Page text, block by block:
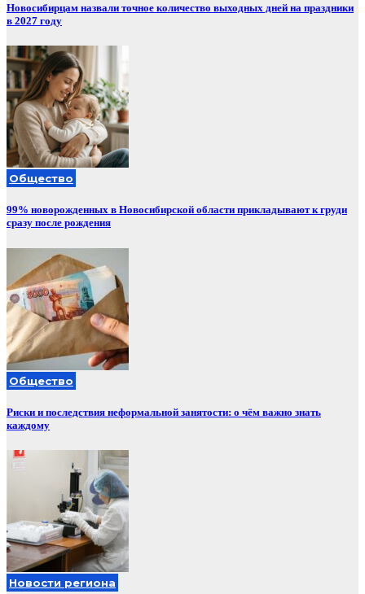
Новосибирцам назвали точное количество выходных дней на праздники
в 2027 году
Общество
99% новорожденных в Новосибирской области прикладывают к груди
сразу после рождения
Общество
Риски и последствия неформальной занятости: о чём важно знать
каждому
Новости региона